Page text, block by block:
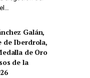
Galán,
de Iberdrola,
de Oro
de la